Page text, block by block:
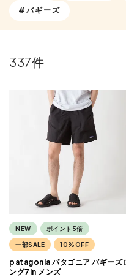
#バギーズ
337
NEW ポイント5倍
一部SALE 10%OFF
patagonia パタゴニア バギーズ
ング7in メンズ